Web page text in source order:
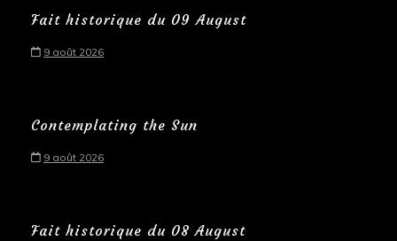
Fait historique du 09 August
9 août 2026
Contemplating the Sun
9 août 2026
Fait historique du 08 August